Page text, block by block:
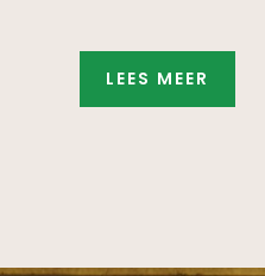
LEES MEER